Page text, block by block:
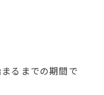
るまでの期間で